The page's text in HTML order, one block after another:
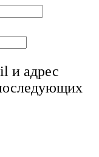
и адрес